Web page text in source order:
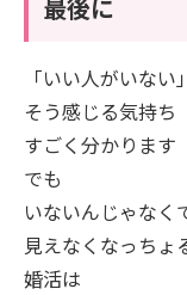
最後に
「いい人がいない」
そう感じる気持ち
すごく分かります
でも
いないんじゃなく
見えなくなっちょ
婚活は